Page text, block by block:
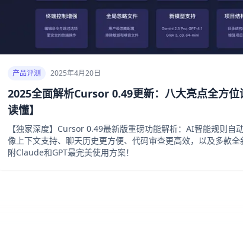
产品评测 2025年4月20日
2025全面解析Cursor 0.49更新：八大亮点全方位
读懂】
【独家深度】Cursor 0.49最新版重磅功能解析：AI智能规则自
像上下文支持、聊天历史更方便、代码审查更高效，以及多款全
附Claude和GPT最完美使用方案！